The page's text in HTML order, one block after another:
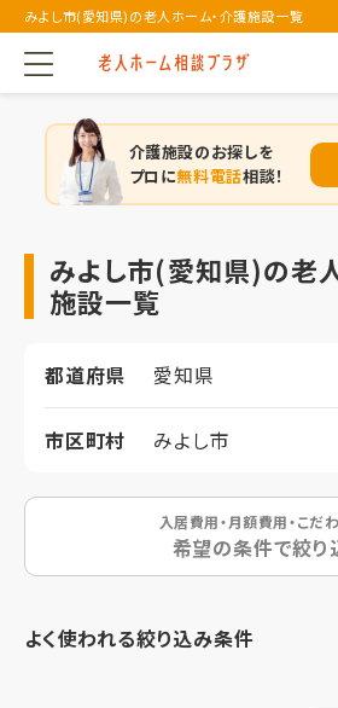
みよし市(愛知県)の老人ホーム・介護施設一覧
介護施設のお探しを
プロに無料電話相談！
みよし市(愛知県)の老
施設一覧
都道府県 愛知県
市区町村 みよし市
入居費用・月額費用・こだ
希望の条件で絞り
よく使われる絞り込み条件